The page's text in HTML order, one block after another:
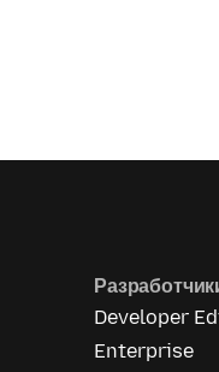
Developer
Enterprise